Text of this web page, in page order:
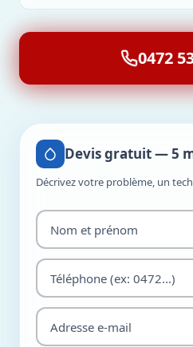
0472
Devis gratuit — 5
Décrivez votre problème, un